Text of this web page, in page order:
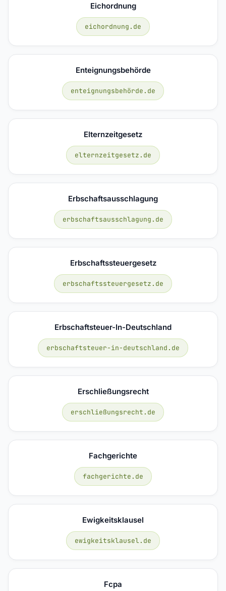
Eichordnung
eichordnung.de
Enteignungsbehörde
enteignungsbehörde.de
Elternzeitgesetz
elternzeitgesetz.de
Erbschaftsausschlagung
erbschaftsausschlagung.de
Erbschaftssteuergesetz
erbschaftssteuergesetz.de
Erbschaftsteuer-In-Deutschland
erbschaftsteuer-in-deutschland.de
Erschließungsrecht
erschließungsrecht.de
Fachgerichte
fachgerichte.de
Ewigkeitsklausel
ewigkeitsklausel.de
Fcpa